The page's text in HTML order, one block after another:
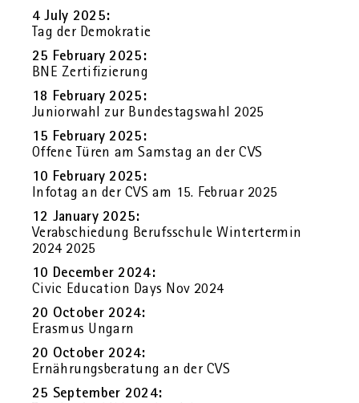
4 July 2025:
Tag der De­mo­kra­tie
25 Fe­bru­ary 2025:
BNE Zer­ti­fi­zie­rung
18 Fe­bru­ary 2025:
Ju­nior­wahl zur Bun­des­tags­wahl 2025
15 Fe­bru­ary 2025:
Of­fe­ne Türen am Sams­tag an der CVS
10 Fe­bru­ary 2025:
In­fo­tag an der CVS am 15. Fe­bru­ar 2025
12 Ja­nu­ary 2025:
Ver­ab­schie­dung Be­rufs­schu­le Win­ter­ter­min
2024 2025
10 Decem­ber 2024:
Civic Edu­ca­ti­on Days Nov 2024
20 Oc­to­ber 2024:
Eras­mus Un­garn
20 Oc­to­ber 2024:
Er­näh­rungs­be­ra­tung an der CVS
25 Sep­tem­ber 2024: